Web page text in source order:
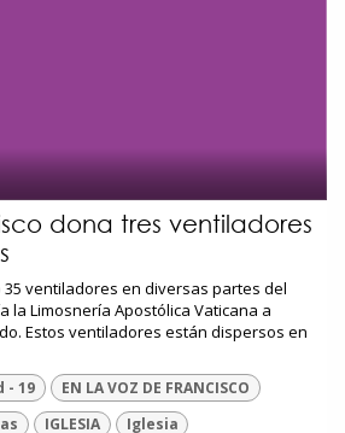
dona tres ventiladores
35 ventiladores en diversas partes del
la Limosnería Apostólica Vaticana a
Estos ventiladores están dispersos en
- 19
EN LA VOZ DE FRANCISCO
IGLESIA
Iglesia